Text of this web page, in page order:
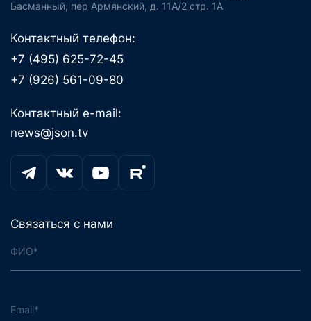
Басманный, пер Армянский, д. 11А/2 стр. 1А
Контактный телефон:
+7 (495) 625-72-45
+7 (926) 561-09-80
Контактный e-mail:
news@json.tv
Связаться с нами